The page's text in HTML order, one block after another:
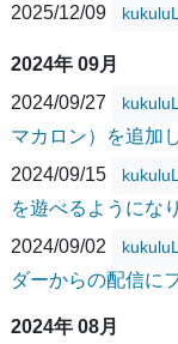
2025/12/09
2024年 09月
2024/09/27
マカロン）を追加
2024/09/15
を遊べるようにな
2024/09/02
ダーからの配信に
2024年 08月